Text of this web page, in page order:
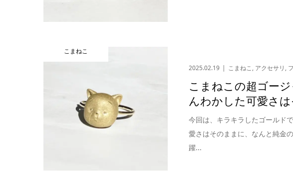
こまねこ
2025.02.19 こまねこ , アクセサリ ,
こまねこの超ゴー
んわかした可愛さ
今回は、キラキラしたゴールド
愛さはそのままに、なんと純金
躍...